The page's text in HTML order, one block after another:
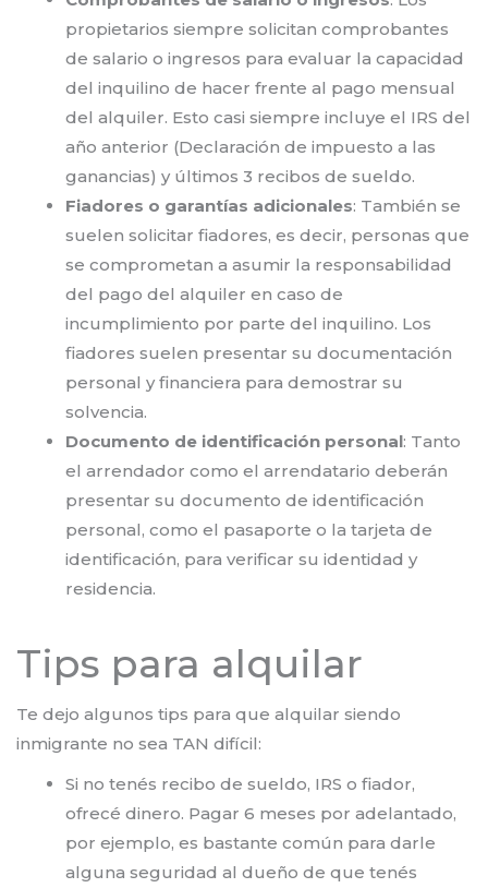
propietarios siempre solicitan comprobantes
de salario o ingresos para evaluar la capacidad
del inquilino de hacer frente al pago mensual
del alquiler. Esto casi siempre incluye el IRS del
año anterior (Declaración de impuesto a las
ganancias) y últimos 3 recibos de sueldo.
Fiadores o garantías adicionales: También se
suelen solicitar fiadores, es decir, personas que
se comprometan a asumir la responsabilidad
del pago del alquiler en caso de
incumplimiento por parte del inquilino. Los
fiadores suelen presentar su documentación
personal y financiera para demostrar su
solvencia.
Documento de identificación personal: Tanto
el arrendador como el arrendatario deberán
presentar su documento de identificación
personal, como el pasaporte o la tarjeta de
identificación, para verificar su identidad y
residencia.
Tips para alquilar
Te dejo algunos tips para que alquilar siendo
inmigrante no sea TAN difícil:
Si no tenés recibo de sueldo, IRS o fiador,
ofrecé dinero. Pagar 6 meses por adelantado,
por ejemplo, es bastante común para darle
alguna seguridad al dueño de que tenés